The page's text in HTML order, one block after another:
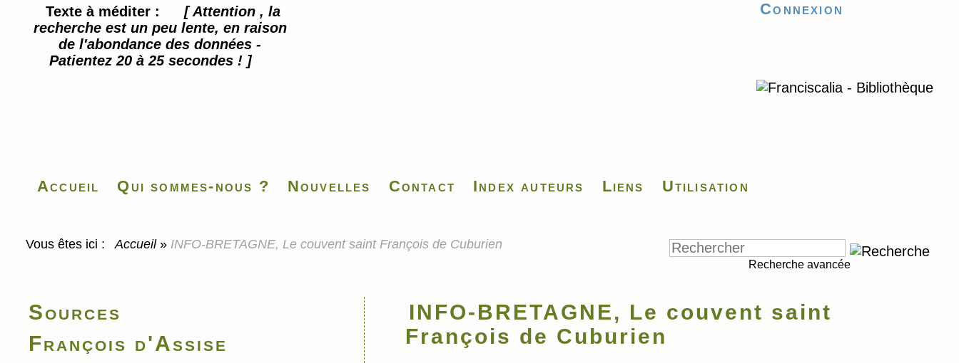
Texte à méditer :
[ Attention , la
recherche est un peu lente, en raison
de l'abondance des données -
Patientez 20 à 25 secondes ! ]
Accueil
Connexion
Qui sommes-nous ? Nouvelles Contact Index auteurs Liens Utilisation
Vous êtes ici : Accueil » INFO-BRETAGNE, Le couvent saint François de Cuburien
Recherche avancée
Sources
François d'Assise
INFO-BRETAGNE, Le couvent saint
François de Cuburien